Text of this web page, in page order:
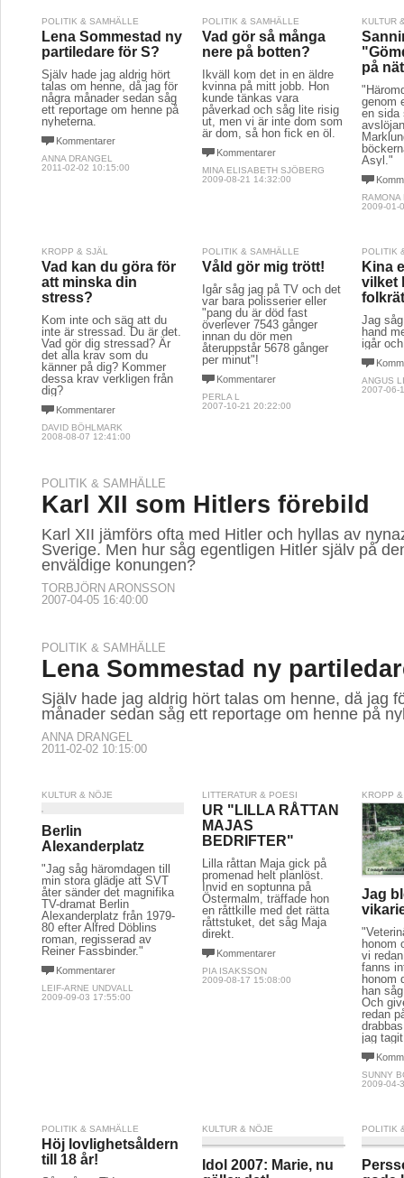
POLITIK & SAMHÄLLE
Lena Sommestad ny
partiledare för S?
Själv hade jag aldrig hört
talas om henne, då jag för
några månader sedan såg
ett reportage om henne på
nyheterna.
Kommentarer
ANNA DRANGEL
2011-02-02 10:15:00
POLITIK & SAMHÄLLE
Vad gör så många
nere på botten?
Ikväll kom det in en äldre
kvinna på mitt jobb. Hon
kunde tänkas vara
påverkad och såg lite risig
ut, men vi är inte dom som
är dom, så hon fick en öl.
Kommentarer
MINA ELISABETH SJÖBERG
2009-08-21 14:32:00
KULTUR
på
genom
en sida
Asyl."
RAMONA
2009-01-
KROPP & SJÄL
Vad kan du göra för
att minska din
stress?
Kom inte och säg att du
inte är stressad. Du är det.
Vad gör dig stressad? Är
det alla krav som du
känner på dig? Kommer
dessa krav verkligen från
dig?
Kommentarer
DAVID BÖHLMARK
2008-08-07 12:41:00
POLITIK & SAMHÄLLE
Våld gör mig trött!
Igår såg jag på TV och det
var bara polisserier eller
"pang du är död fast
överlever 7543 gånger
innan du dör men
återuppstår 5678 gånger
per minut"!
Kommentarer
PERLA L
2007-10-21 20:22:00
POLITIK
Kina
vilket
Jag
hand
igår
ANGUS
2007-06-
POLITIK & SAMHÄLLE
Karl XII som Hitlers förebild
Karl XII jämförs ofta med Hitler och hyllas av
Sverige. Men hur såg egentligen Hitler själv på
enväldige konungen?
TORBJÖRN ARONSSON
2007-04-05 16:40:00
POLITIK & SAMHÄLLE
Lena Sommestad ny
Själv hade jag aldrig hört talas om henne, då jag
månader sedan såg ett reportage om henne på
ANNA DRANGEL
2011-02-02 10:15:00
KULTUR & NÖJE
Berlin
Alexanderplatz
"Jag såg häromdagen till
min stora glädje att SVT
åter sänder det magnifika
TV-dramat Berlin
Alexanderplatz från 1979-
80 efter Alfred Döblins
roman, regisserad av
Reiner Fassbinder."
Kommentarer
LEIF-ARNE UNDVALL
2009-09-03 17:55:00
LITTERATUR & POESI
UR "LILLA RÅTTAN
MAJAS
BEDRIFTER"
Lilla råttan Maja gick på
promenad helt planlöst.
Invid en soptunna på
Östermalm, träffade hon
en råttkille med det rätta
råttstuket, det såg Maja
direkt.
Kommentarer
PIA ISAKSSON
2009-08-17 15:08:00
KROPP
Jag
honom
vi
fanns
honom
han
Och
redan
jag
SUNNY
2009-04-
POLITIK & SAMHÄLLE
Höj lovlighetsåldern
till 18 år!
KULTUR & NÖJE
Idol 2007: Marie, nu
POLITIK